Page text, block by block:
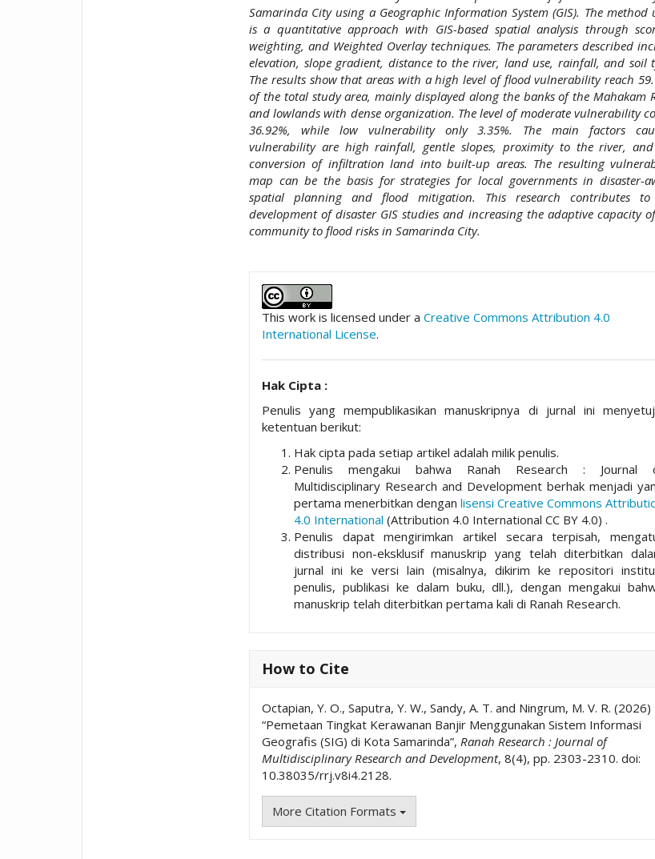
Samarinda City using a Geographic Information System (GIS). The method
is a quantitative approach with GIS-based spatial analysis through
weighting, and Weighted Overlay techniques. The parameters described
elevation, slope gradient, distance to the river, land use, rainfall, and soil
The results show that areas with a high level of flood vulnerability reach
of the total study area, mainly displayed along the banks of the Mahakam
and lowlands with dense organization. The level of moderate vulnerability
36.92%, while low vulnerability only 3.35%. The main factors
vulnerability are high rainfall, gentle slopes, proximity to the river,
conversion of infiltration land into built-up areas. The resulting
map can be the basis for strategies for local governments in disaster-
spatial planning and flood mitigation. This research contributes
development of disaster GIS studies and increasing the adaptive capacity
community to flood risks in Samarinda City.
This work is licensed under a Creative Commons Attribution 4.0
International License.
Hak Cipta :
Penulis yang mempublikasikan manuskripnya di jurnal ini
ketentuan berikut:
Hak cipta pada setiap artikel adalah milik penulis.
Penulis mengakui bahwa Ranah Research : Journal
Multidisciplinary Research and Development berhak menjadi
pertama menerbitkan dengan lisensi Creative Commons
4.0 International (Attribution 4.0 International CC BY 4.0) .
Penulis dapat mengirimkan artikel secara terpisah,
distribusi non-eksklusif manuskrip yang telah diterbitkan
jurnal ini ke versi lain (misalnya, dikirim ke repositori
penulis, publikasi ke dalam buku, dll.), dengan mengakui
manuskrip telah diterbitkan pertama kali di Ranah Research.
How to Cite
Octapian, Y. O., Saputra, Y. W., Sandy, A. T. and Ningrum, M. V. R. (2026)
“Pemetaan Tingkat Kerawanan Banjir Menggunakan Sistem Informasi
Geografis (SIG) di Kota Samarinda”, Ranah Research : Journal of
Multidisciplinary Research and Development, 8(4), pp. 2303-2310. doi:
10.38035/rrj.v8i4.2128.
More Citation Formats